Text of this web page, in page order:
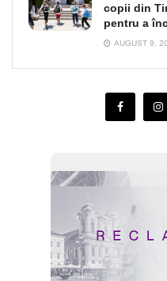
copii din
pentru a
AUGUST 9,